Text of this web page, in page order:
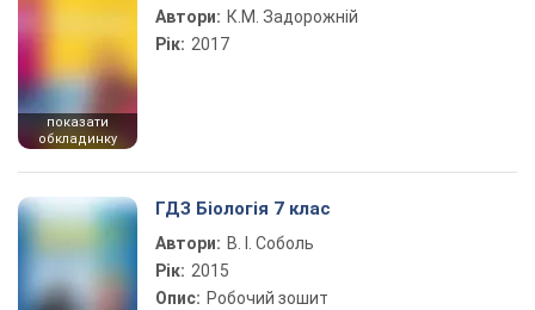
показати
обкладинку
Автори: К.М. Задорожній
Рік: 2017
ГДЗ Біологія 7 клас
Автори: В. І. Соболь
Рік: 2015
Опис: Робочий зошит